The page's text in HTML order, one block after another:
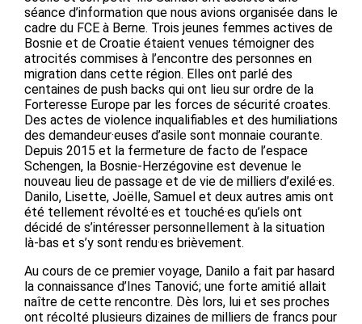
séance d’information que nous avions organisée dans le
cadre du FCE à Berne. Trois jeunes femmes actives de
Bosnie et de Croatie étaient venues témoigner des
atrocités commises à l’encontre des personnes en
migration dans cette région. Elles ont parlé des
centaines de push backs qui ont lieu sur ordre de la
Forteresse Europe par les forces de sécurité croates.
Des actes de violence inqualifiables et des humiliations
des demandeur·euses d’asile sont monnaie courante.
Depuis 2015 et la fermeture de facto de l’espace
Schengen, la Bosnie-Herzégovine est devenue le
nouveau lieu de passage et de vie de milliers d’exilé·es.
Danilo, Lisette, Joëlle, Samuel et deux autres amis ont
été tellement révolté·es et touché·es qu’iels ont
décidé de s’intéresser personnellement à la situation
là-bas et s’y sont rendu·es brièvement.
Au cours de ce premier voyage, Danilo a fait par hasard
la connaissance d’Ines Tanović; une forte amitié allait
naître de cette rencontre. Dès lors, lui et ses proches
ont récolté plusieurs dizaines de milliers de francs pour